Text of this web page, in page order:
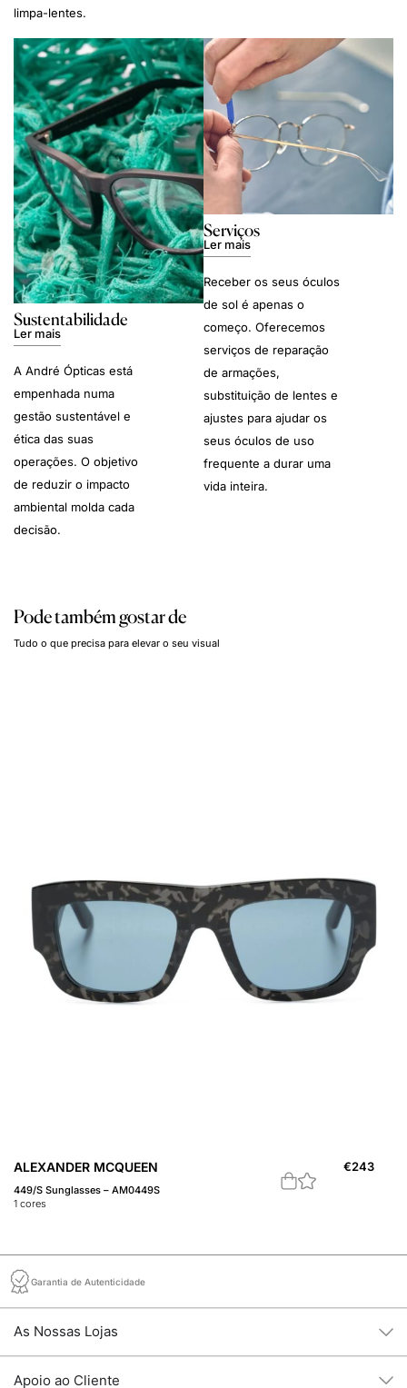
limpa-lentes.
Sustentabilidade
Ler mais
A André Ópticas está
empenhada numa
gestão sustentável e
ética das suas
operações. O objetivo
de reduzir o impacto
ambiental molda cada
decisão.
Serviços
Ler mais
Receber os seus óculos
de sol é apenas o
começo. Oferecemos
serviços de reparação
de armações,
substituição de lentes e
ajustes para ajudar os
seus óculos de uso
frequente a durar uma
vida inteira.
Pode também gostar de
Tudo o que precisa para elevar o seu visual
ALEXANDER MCQUEEN
449/S Sunglasses – AM0449S
1 cores
€243
Garantia de Autenticidade
As Nossas Lojas
Apoio ao Cliente